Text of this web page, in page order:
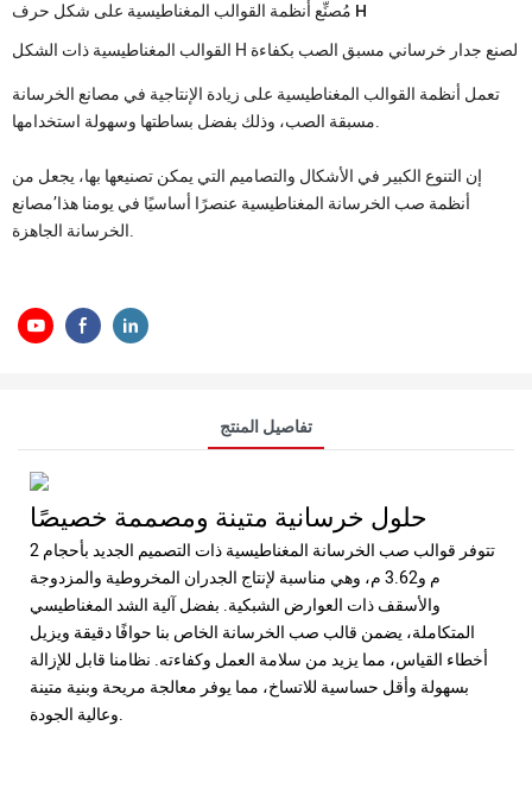
مُصنِّع أنظمة القوالب المغناطيسية على شكل حرف H
القوالب المغناطيسية ذات الشكل H لصنع جدار خرساني مسبق الصب بكفاءة
تعمل أنظمة القوالب المغناطيسية على زيادة الإنتاجية في مصانع الخرسانة
مسبقة الصب، وذلك بفضل بساطتها وسهولة استخدامها.
إن التنوع الكبير في الأشكال والتصاميم التي يمكن تصنيعها بها، يجعل من
أنظمة صب الخرسانة المغناطيسية عنصرًا أساسيًا في يومنا هذا’مصانع
الخرسانة الجاهزة.
تفاصيل المنتج
تتوفر قوالب صب الخرسانة المغناطيسية ذات التصميم الجديد بأحجام 2
م و3.62 م، وهي مناسبة لإنتاج الجدران المخروطية والمزدوجة
والأسقف ذات العوارض الشبكية. بفضل آلية الشد المغناطيسي
المتكاملة، يضمن قالب صب الخرسانة الخاص بنا حوافًا دقيقة ويزيل
أخطاء القياس، مما يزيد من سلامة العمل وكفاءته. نظامنا قابل للإزالة
بسهولة وأقل حساسية للاتساخ، مما يوفر معالجة مريحة وبنية متينة
وعالية الجودة.